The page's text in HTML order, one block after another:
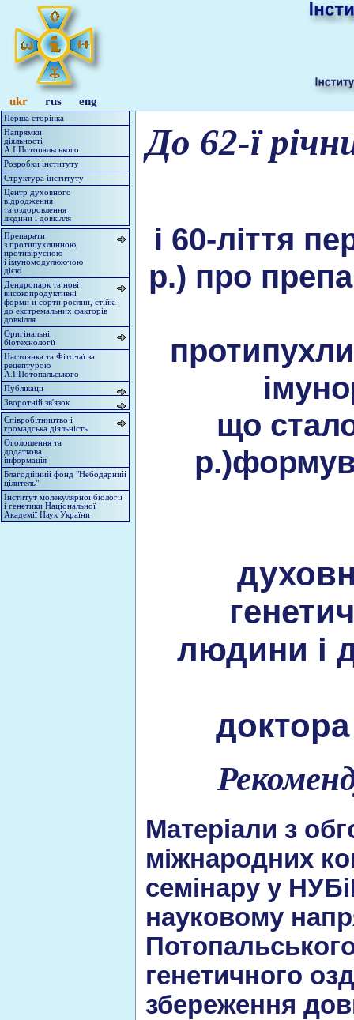
ukr rus eng
Перша сторінка
Напрямки
діяльності
А.І.Потопальського
Розробки інституту
Структура інституту
Центр духовного
відродження
та оздоровлення
людини і довкілля
Препарати
з протипухлинною,
противірусною
і імуномодулюючою
дією
Дендропарк та нові
високопродуктивні
форми и сорти рослин, стійкі
до екстремальних факторів
довкілля
Оригінальні
біотехнології
Настоянка та Фіточаї за
рецептурою
А.І.Потопальського
Публікації
Зворотній зв'язок
Співробітництво і
громадська діяльність
Оголошення та
додаткова
інформація
Благодійний фонд "Небодарний
цілитель"
Інститут молекулярної біології
і генетики Національної
Академії Наук України
До 62-ї
і 60-ліття
р.) про
що
людини і
Матеріали з
міжнародних
семінару у
науковому
генетичного
збереження